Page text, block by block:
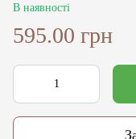
В наявності
595.00 грн